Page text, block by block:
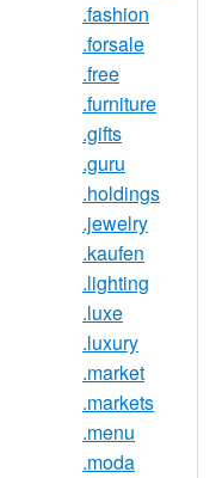
.fashion
.forsale
.free
.furniture
.gifts
.guru
.holdings
.jewelry
.kaufen
.lighting
.luxe
.luxury
.market
.markets
.menu
.moda